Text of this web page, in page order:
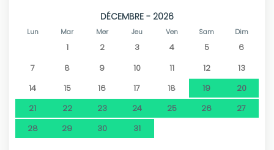
DÉCEMBRE - 2026
Lun Mar Mer Jeu Ven Sam Dim
1 2 3 4 5
6
7
8 9 10 11 12
13
14
15 16 17 18 19
20
21
22 23 24 25 26
27
28
29 30 31